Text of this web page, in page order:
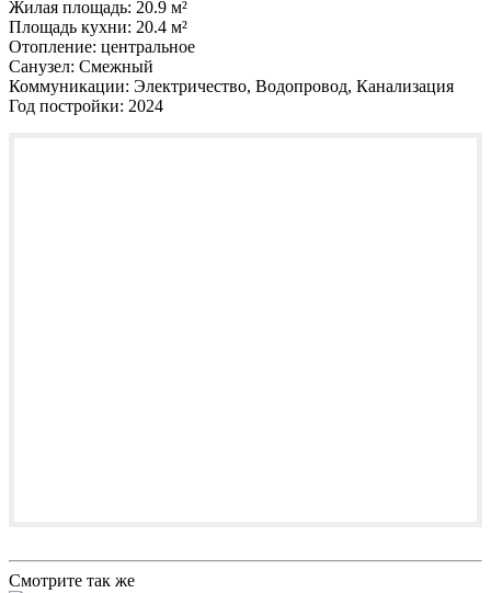
Жилая площадь: 20.9 м²
Площадь кухни: 20.4 м²
Отопление: центральное
Санузел: Смежный
Коммуникации: Электричество, Водопровод, Канализация
Год постройки: 2024
Смотрите так же